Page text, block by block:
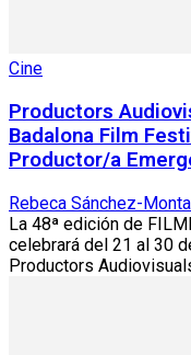
Cine
Productors
Badalona Film
Productor/a
Rebeca Sánchez-
La 48ª edición de
celebrará del 21 al 30
Productors